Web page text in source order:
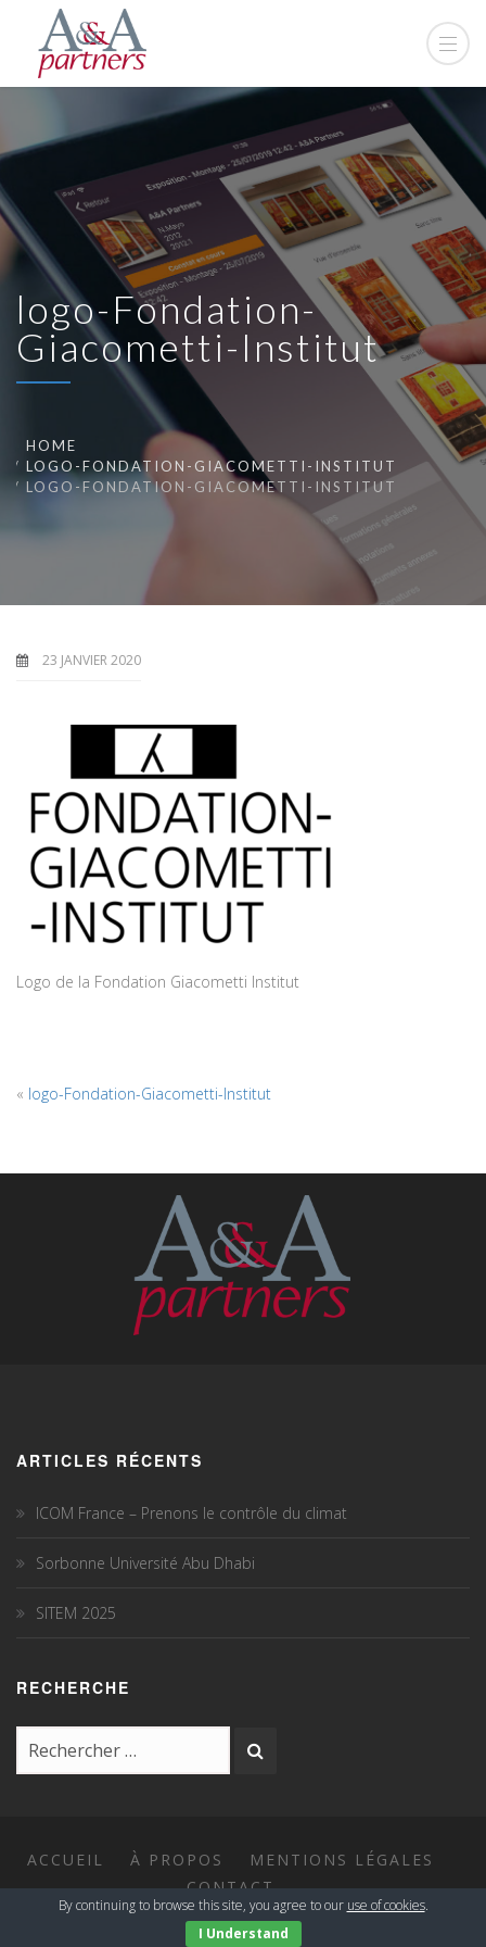
logo-Fondation-
Giacometti-Institut
HOME
LOGO-FONDATION-GIACOMETTI-INSTITUT
LOGO-FONDATION-GIACOMETTI-INSTITUT
23 JANVIER 2020
Logo de la Fondation Giacometti Institut
« logo-Fondation-Giacometti-Institut
ARTICLES RÉCENTS
ICOM France – Prenons le contrôle du climat
Sorbonne Université Abu Dhabi
SITEM 2025
RECHERCHE
ACCUEIL À PROPOS
MENTIONS LÉGALES
CONTACT
By continuing to browse this site, you agree to our use of cookies.
I Understand